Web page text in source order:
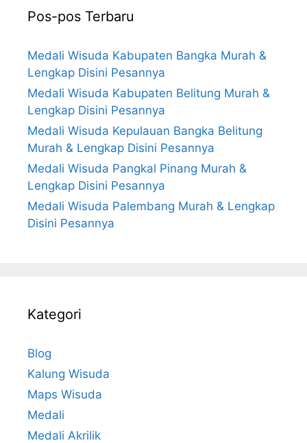
Pos-pos Terbaru
Medali Wisuda Kabupaten Bangka Murah &
Lengkap Disini Pesannya
Medali Wisuda Kabupaten Belitung Murah &
Lengkap Disini Pesannya
Medali Wisuda Kepulauan Bangka Belitung
Murah & Lengkap Disini Pesannya
Medali Wisuda Pangkal Pinang Murah &
Lengkap Disini Pesannya
Medali Wisuda Palembang Murah & Lengkap
Disini Pesannya
Kategori
Blog
Kalung Wisuda
Maps Wisuda
Medali
Medali Akrilik